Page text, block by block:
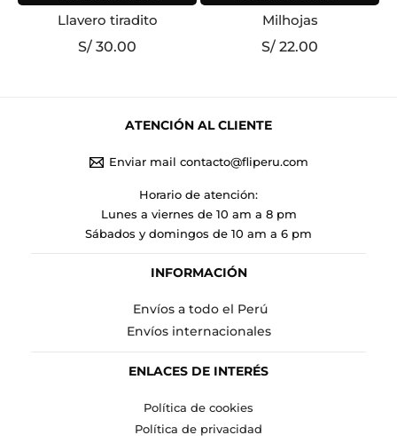
Llavero tiradito
S/ 30.00
Milhojas
S/ 22.00
ATENCIÓN AL CLIENTE
Enviar mail contacto@fliperu.com
Horario de atención:
Lunes a viernes de 10 am a 8 pm
Sábados y domingos de 10 am a 6 pm
INFORMACIÓN
Envíos a todo el Perú
Envíos internacionales
ENLACES DE INTERÉS
Política de cookies
Política de privacidad